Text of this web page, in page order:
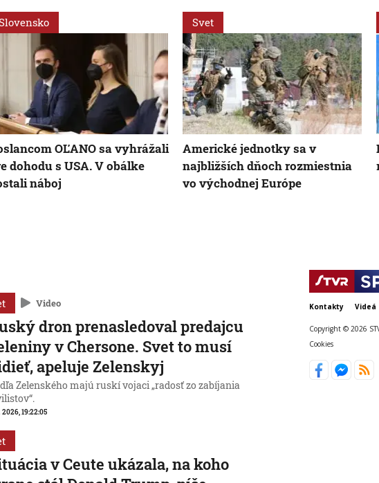
OĽANO sa vyhrážali
dohodu s USA. V obálke
náboj
Svet
Americké jednotky sa v
najbližších dňoch rozmiestnia
vo východnej Európe
Video
dron prenasledoval predajcu
v Chersone. Svet to musí
apeluje Zelenskyj
Zelenského majú ruskí vojaci „radosť zo zabíjania
2026, 19:22:05
v Ceute ukázala, na koho
Kontakty Videá
Copyright © 2026
Cookies